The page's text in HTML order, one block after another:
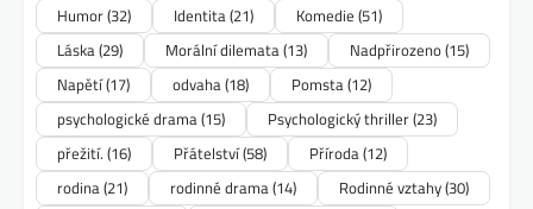
Humor(32) Identita(21) Komedie (51)
Láska(29) Morální dilemata(13) Nadpřirozeno(15)
Napětí(17) odvaha(18) Pomsta(12)
psychologické drama(15) Psychologický thriller(23)
přežití. (16) Přátelství(58) Příroda(12)
rodina(21) rodinné drama(14) Rodinné vztahy(30)